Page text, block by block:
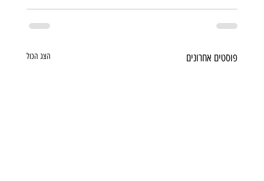
פוסטים אחרונים הצג הכול